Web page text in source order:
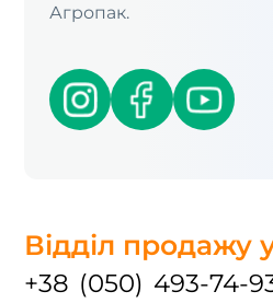
Агропак.
Відділ продажу
+38 (050) 493-74-